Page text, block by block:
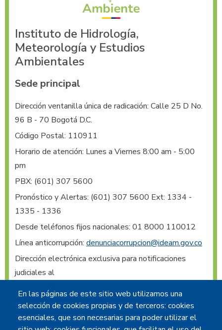
Instituto de Hidrología,
Meteorología y Estudios
Ambientales
Sede principal
Dirección ventanilla única de radicación: Calle 25 D No.
96 B - 70 Bogotá D.C.
Código Postal: 110911
Horario de atención: Lunes a Viernes 8:00 am - 5:00
pm
PBX: (601) 307 5600
Pronóstico y Alertas: (601) 307 5600 Ext: 1334 -
1335 - 1336
Desde teléfonos fijos nacionales: 01 8000 110012
Línea anticorrupción: denunciacorrupcion@ideam.gov.co
Dirección electrónica exclusiva para notificaciones
judiciales al
Radicación de comunicaciones oficiales vía web:
contacto@ideam.gov.co
En las páginas de este sitio web utilizamos una
selección de cookies propias y de terceros: cookies
esenciales, que son necesarias para poder utilizar el